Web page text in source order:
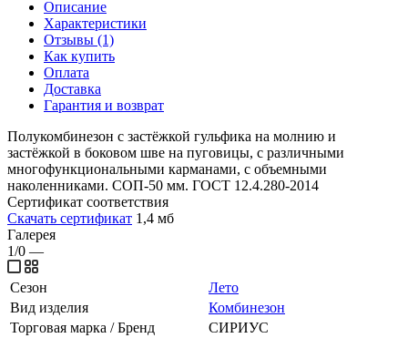
Описание
Характеристики
Отзывы (1)
Как купить
Оплата
Доставка
Гарантия и возврат
Полукомбинезон с застёжкой гульфика на молнию и
застёжкой в боковом шве на пуговицы, с различными
многофункциональными карманами, с объемными
наколенниками. СОП-50 мм. ГОСТ 12.4.280-2014
Сертификат соответствия
Скачать сертификат 1,4 мб
Галерея
1/0 —
Сезон
Лето
Вид изделия
Комбинезон
Торговая марка / Бренд
СИРИУС